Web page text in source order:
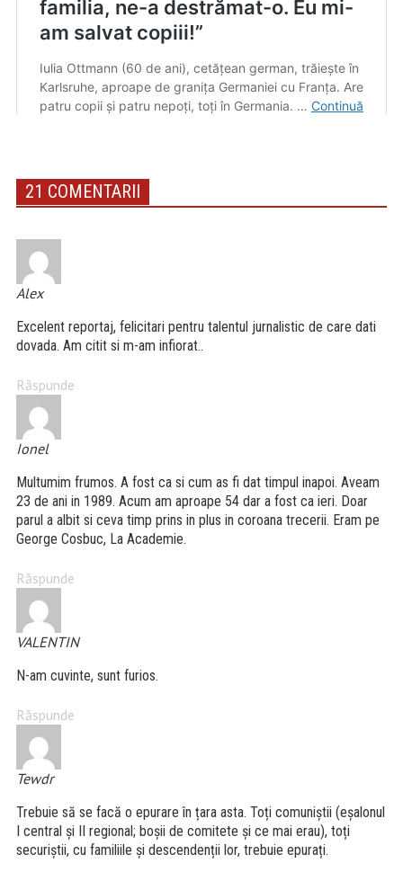
21 COMENTARII
Alex
Excelent reportaj, felicitari pentru talentul jurnalistic de care dati
dovada. Am citit si m-am infiorat..
Răspunde
Ionel
Multumim frumos. A fost ca si cum as fi dat timpul inapoi. Aveam
23 de ani in 1989. Acum am aproape 54 dar a fost ca ieri. Doar
parul a albit si ceva timp prins in plus in coroana trecerii. Eram pe
George Cosbuc, La Academie.
Răspunde
VALENTIN
N-am cuvinte, sunt furios.
Răspunde
Tewdr
Trebuie să se facă o epurare în țara asta. Toți comuniștii (eșalonul
I central și II regional; boșii de comitete și ce mai erau), toți
securiștii, cu familiile și descendenții lor, trebuie epurați.